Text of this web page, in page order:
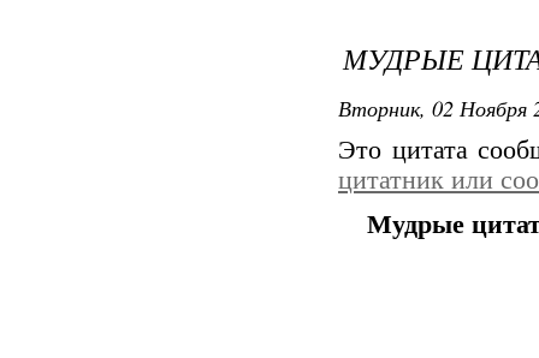
МУДРЫЕ
Вторник, 02 Ноября
Это цитата
цитатник или
Мудрые